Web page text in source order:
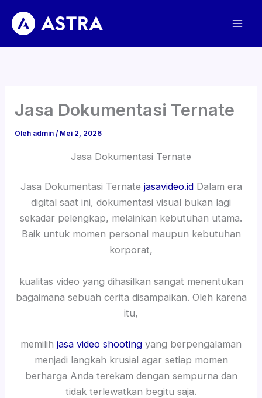
konten
Jasa Dokumentasi Ternate
Oleh admin/ Mei 2, 2026
Jasa Dokumentasi Ternate
Jasa Dokumentasi Ternate jasavideo.idDalam era
digital saat ini, dokumentasi visual bukan lagi
sekadar pelengkap, melainkan kebutuhan utama.
Baik untuk momen personal maupun kebutuhan
korporat,
kualitas video yang dihasilkan sangat menentukan
bagaimana sebuah cerita disampaikan. Oleh karena
itu,
memilih jasa video shooting yang berpengalaman
menjadi langkah krusial agar setiap momen
berharga Anda terekam dengan sempurna dan
tidak terlewatkan begitu saja.